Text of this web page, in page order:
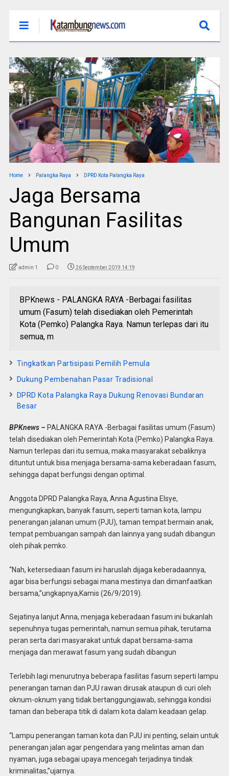
Home Palangka Raya DPRD Kota Palangka Raya
Jaga Bersama
Bangunan Fasilitas
Umum
admin 1 0 26 September 2019 14:19
BPKnews - PALANGKA RAYA -Berbagai fasilitas
umum (Fasum) telah disediakan oleh Pemerintah
Kota (Pemko) Palangka Raya. Namun terlepas dari itu
semua, m
Tingkatkan Partisipasi Pemilih Pemula
Dukung Pembenahan Pasar Tradisional
DPRD Kota Palangka Raya Dukung Renovasi Bundaran
Besar
BPKnews – PALANGKA RAYA -Berbagai fasilitas umum (Fasum)
telah disediakan oleh Pemerintah Kota (Pemko) Palangka Raya.
Namun terlepas dari itu semua, maka masyarakat sebaliknya
dituntut untuk bisa menjaga bersama-sama keberadaan fasum,
sehingga dapat berfungsi dengan optimal.
Anggota DPRD Palangka Raya, Anna Agustina Elsye,
mengungkapkan, banyak fasum, seperti taman kota, lampu
penerangan jalanan umum (PJU), taman tempat bermain anak,
tempat pembuangan sampah dan lainnya yang sudah dibangun
oleh pihak pemko.
“Nah, ketersediaan fasum ini haruslah dijaga keberadaannya,
agar bisa berfungsi sebagai mana mestinya dan dimanfaatkan
bersama,”ungkapnya,Kamis (26/9/2019).
Sejatinya lanjut Anna, menjaga keberadaan fasum ini bukanlah
sepenuhnya tugas pemerintah, namun semua pihak, terutama
peran serta dari masyarakat untuk dapat bersama-sama
menjaga dan merawat fasum yang sudah dibangun
Terlebih lagi menurutnya beberapa fasilitas fasum seperti lampu
penerangan taman dan PJU rawan dirusak ataupun di curi oleh
oknum-oknum yang tidak bertanggungjawab, sehingga kondisi
taman dan beberapa titik di dalam kota dalam keadaan gelap.
“Lampu penerangan taman kota dan PJU ini penting, selain untuk
penerangan jalan agar pengendara yang melintas aman dan
nyaman, juga sebagai upaya mencegah terjadinya tindak
kriminalitas,”ujarnya.